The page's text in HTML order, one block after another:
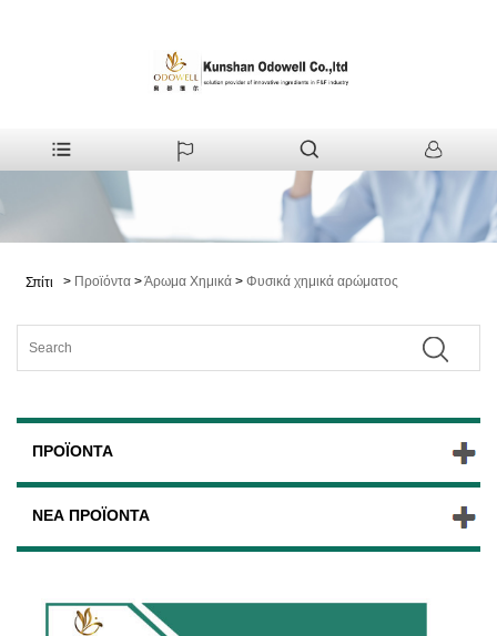
Σπίτι > Προϊόντα >Άρωμα Χημικά > Φυσικά χημικά αρώματος
ΠΡΟΪΌΝΤΑ
ΝΈΑ ΠΡΟΪΌΝΤΑ